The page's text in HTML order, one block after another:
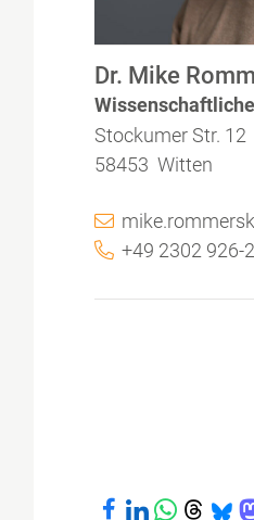
Dr. Mike
Stockumer Str. 12
58453 Witten
+49 2302 926-